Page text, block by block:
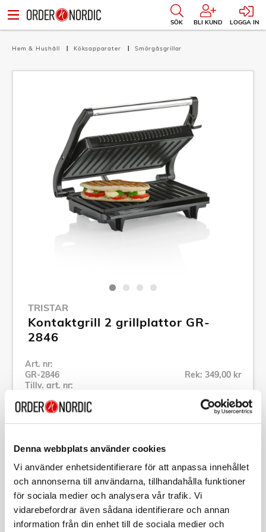
Denna webbplats använder cookies
Vi använder enhetsidentifierare för att anpassa innehållet
och annonserna till användarna, tillhandahålla funktioner
för sociala medier och analysera vår trafik. Vi
vidarebefordrar även sådana identifierare och annan
information från din enhet till de sociala medier och
SÖK BLI KUND LOGGA IN
Hem & Hushåll Köksapparater Smörgåsgrillar
TRISTAR
Kontaktgrill 2 grillplattor GR-
2846
Art. nr:
GR-2846
Tillv. art. nr:
Rek: 349,00 kr
Se alla produkter inom Tristar
Beskrivning
Art. nr:GR-2846